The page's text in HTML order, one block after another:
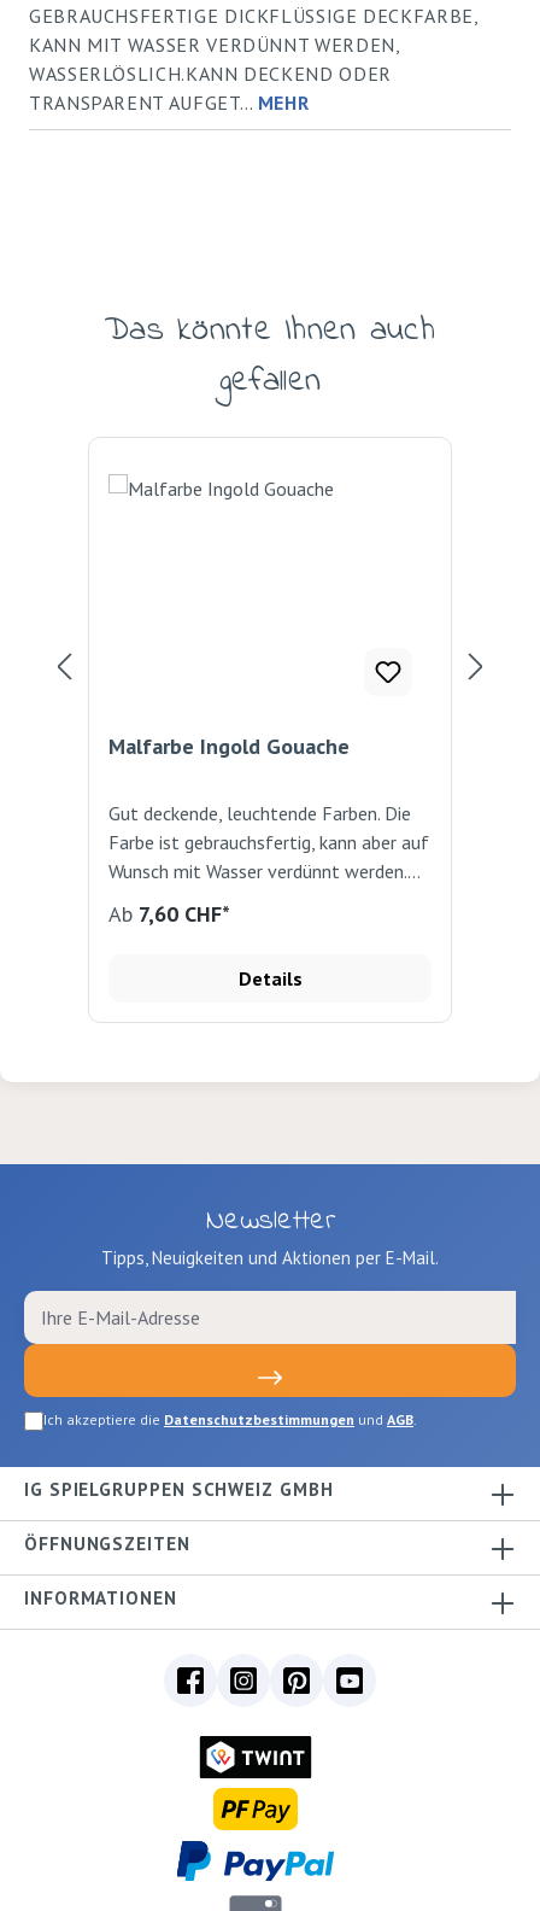
GEBRAUCHSFERTIGE DICKFLÜSSIGE DECKFARBE,
KANN MIT WASSER VERDÜNNT WERDEN,
WASSERLÖSLICH.KANN DECKEND ODER
TRANSPARENT AUFGET… MEHR
Produktgalerie überspringen
Das könnte Ihnen auch
gefallen
Malfarbe Ingold Gouache
Gut deckende, leuchtende Farben. Die
Farbe ist gebrauchsfertig, kann aber auf
Wunsch mit Wasser verdünnt werden.
Der Flip-Top-Kapselverschluss sorgt
für ein leichtes Auslaufen der Farbe aus
Ab 7,60 CHF*
Details
Newsletter
Tipps, Neuigkeiten und Aktionen per E-Mail.
Ich akzeptiere die Datenschutzbestimmungen und AGB.
IG SPIELGRUPPEN SCHWEIZ GMBH
ÖFFNUNGSZEITEN
INFORMATIONEN